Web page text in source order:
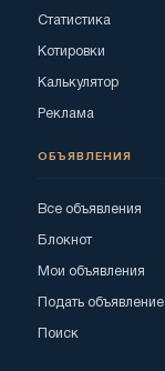
Статистика
Котировки
Калькулятор
Реклама
ОБЪЯВЛЕНИЯ
Все объявления
Блокнот
Мои объявления
Подать объявление
Поиск